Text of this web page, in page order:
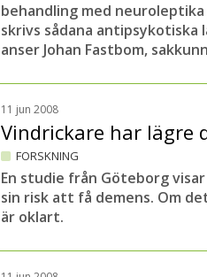
behandling med
skrivs sådana
anser Johan Fastbom,
11 jun 2008
Vindrickare har lägre
FORSKNING
En studie från Göteborg
sin risk att få demens. Om
är oklart.